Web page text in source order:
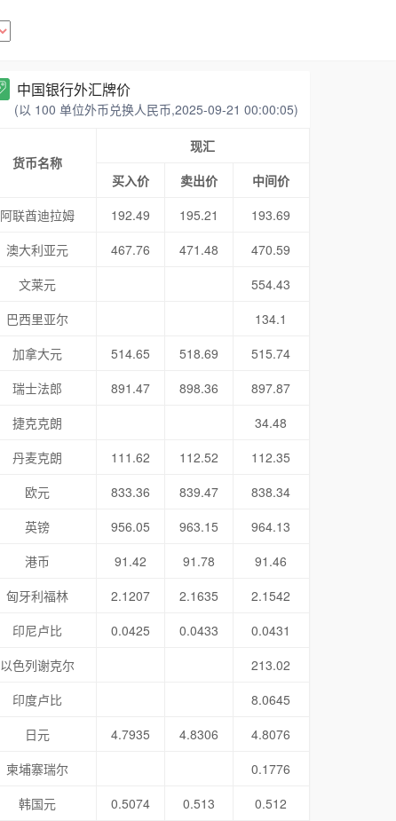
中国银行外汇牌价
(以 100 单位外币兑换人民币,2025-09-21 00:00:05)
货币名称
现汇
买入价
卖出价
中间价
阿联酋迪拉姆
192.49 195.21
193.69
澳大利亚元
467.76 471.48
470.59
文莱元
554.43
巴西里亚尔
134.1
加拿大元
514.65 518.69
515.74
瑞士法郎
891.47 898.36
897.87
捷克克朗
34.48
丹麦克朗
111.62 112.52
112.35
欧元
833.36 839.47
838.34
英镑
956.05 963.15
964.13
港币
91.42 91.78
91.46
匈牙利福林
2.1207 2.1635
2.1542
印尼卢比
0.0425 0.0433
0.0431
以色列谢克尔
213.02
印度卢比
8.0645
日元
4.7935 4.8306
4.8076
柬埔寨瑞尔
0.1776
韩国元
0.5074 0.513
0.512